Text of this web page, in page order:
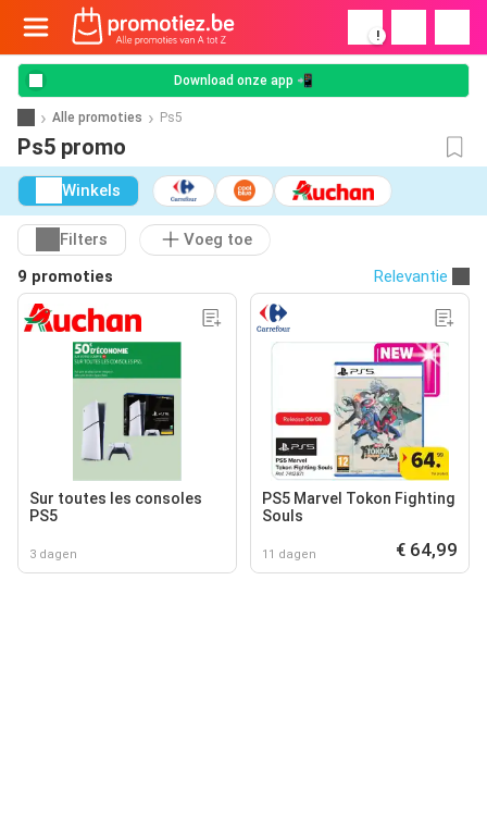
!
Download onze app 📲
Alle promoties Ps5
Ps5 promo
Winkels
Filters
Voeg toe
9 promoties
Relevantie
Sur toutes les consoles
PS5
3 dagen
PS5 Marvel Tokon Fighting
Souls
11 dagen € 64,99